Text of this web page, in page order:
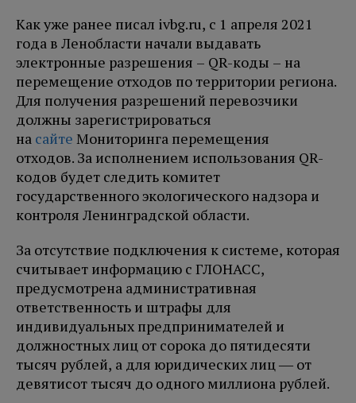
Как уже ранее писал ivbg.ru, с 1 апреля 2021
года в Ленобласти начали выдавать
электронные разрешения – QR-коды – на
перемещение отходов по территории региона.
Для получения разрешений перевозчики
должны зарегистрироваться
на сайте Мониторинга перемещения
отходов. За исполнением использования QR-
кодов будет следить комитет
государственного экологического надзора и
контроля Ленинградской области.
За отсутствие подключения к системе, которая
считывает информацию с ГЛОНАСС,
предусмотрена административная
ответственность и штрафы для
индивидуальных предпринимателей и
должностных лиц от сорока до пятидесяти
тысяч рублей, а для юридических лиц ― от
девятисот тысяч до одного миллиона рублей.